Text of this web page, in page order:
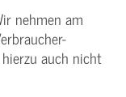
nehmen am
auch nicht